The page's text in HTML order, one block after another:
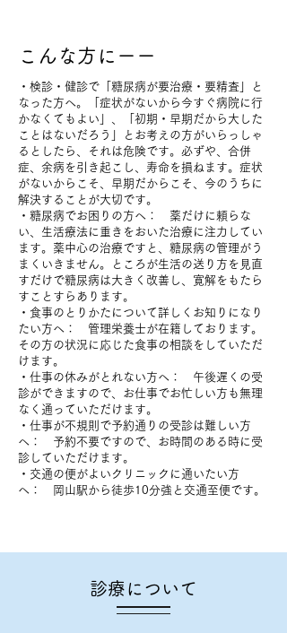
こんな方にーー
・検診・健診で「糖尿病が要治療・要精査」と
なった方へ。「症状がないから今すぐ病院に行
かなくてもよい」、「初期・早期だから大した
ことはないだろう」とお考えの方がいらっしゃ
るとしたら、それは危険です。必ずや、合併
症、余病を引き起こし、寿命を損ねます。症状
がないからこそ、早期だからこそ、今のうちに
解決することが大切です。
・糖尿病でお困りの方へ： 薬だけに頼らな
い、生活療法に重きをおいた治療に注力してい
ます。薬中心の治療ですと、糖尿病の管理がう
まくいきません。ところが生活の送り方を見直
すだけで糖尿病は大きく改善し、寛解をもたら
すことすらあります。
・食事のとりかたについて詳しくお知りになり
たい方へ： 管理栄養士が在籍しております。
その方の状況に応じた食事の相談をしていただ
けます。
・仕事の休みがとれない方へ： 午後遅くの受
診ができますので、お仕事でお忙しい方も無理
なく通っていただけます。
・仕事が不規則で予約通りの受診は難しい方
へ： 予約不要ですので、お時間のある時に受
診していただけます。
・交通の便がよいクリニックに通いたい方
へ： 岡山駅から徒歩10分強と交通至便です。
診療について